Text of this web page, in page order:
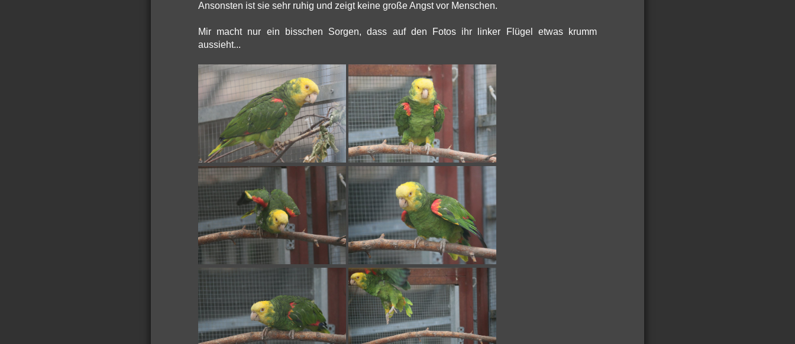
Ansonsten ist sie sehr ruhig und zeigt keine große Angst vor Menschen.
Mir macht nur ein bisschen Sorgen, dass auf den Fotos ihr linker Flügel etwas krumm
aussieht...